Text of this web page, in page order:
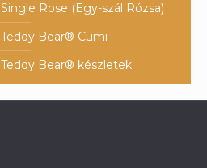
Single Rose (Egy-szál Rózsa)
Teddy Bear® Cumi
Teddy Bear® készletek